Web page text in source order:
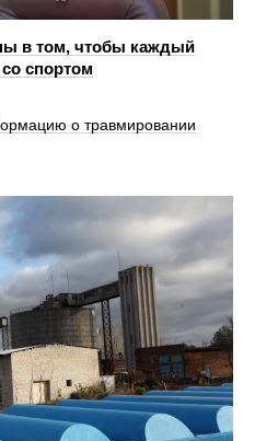
в том, чтобы каждый
спортом
о травмировании